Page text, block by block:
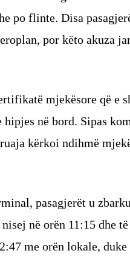
po flinte. Disa
por këto akuza
mjekësore që e
në bord. Sipas
kërkoi ndihmë
pasagjerët u
në orën 11:15 dhe
me orën lokale,